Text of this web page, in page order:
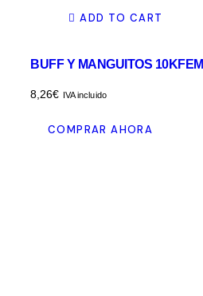
ADD TO CART
BUFF Y MANGUITOS 10KFEM
8,26€ IVA incluido
COMPRAR AHORA